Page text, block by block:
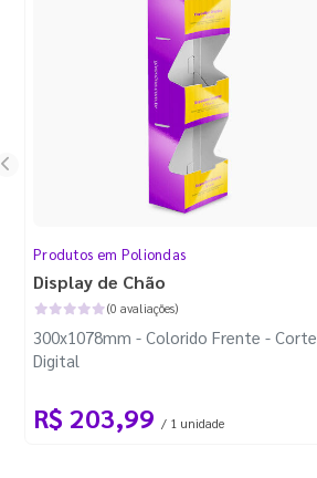
Produtos em Poliondas
Display de Chão
(0 avaliações)
300x1078mm - Colorido Frente - Corte
Digital
R$ 203,99 / 1 unidade